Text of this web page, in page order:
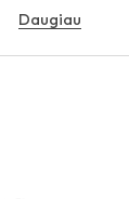
Apatiniai
Palaidinės
Daugiau